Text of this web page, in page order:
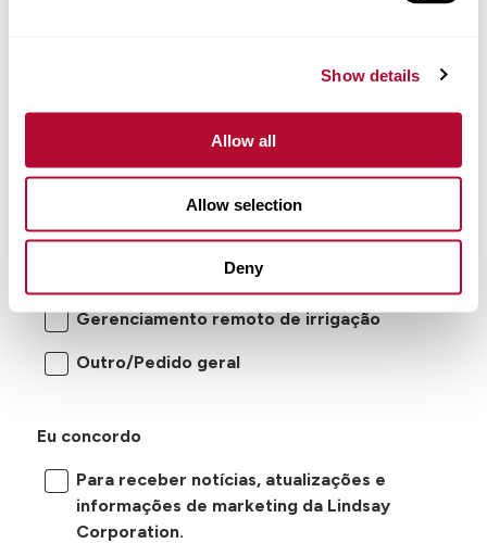
Show details
Allow all
Allow selection
Deny
Estou interessado em:
Sistemas de irrigação pivot
central/movimento lateral
Gerenciamento remoto de irrigação
Outro/Pedido geral
Eu concordo
Para receber notícias, atualizações e
informações de marketing da Lindsay
Corporation.